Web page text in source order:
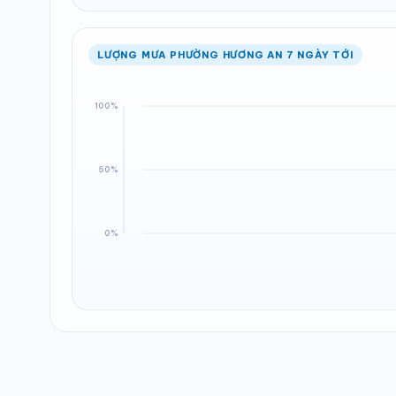
LƯỢNG MƯA PHƯỜNG HƯƠNG AN 7 NGÀY TỚI